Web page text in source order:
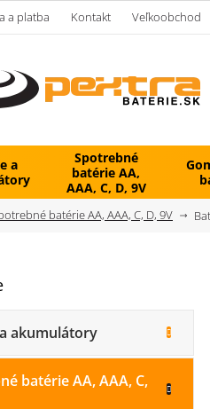
a platba Kontakt Veľkoobchod
a
Spotrebné
batérie AA,
AAA, C, D, 9V
batérie AA, AAA, C, D, 9V
akumulátory
batérie AA, AAA, C,